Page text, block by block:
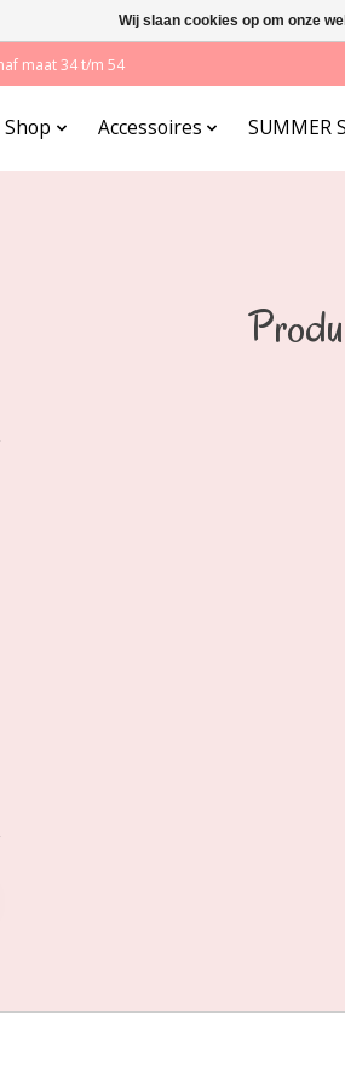
maat 34 t/m 54
Shop Accessoires SUMMER
Wij slaan cookies op om onze